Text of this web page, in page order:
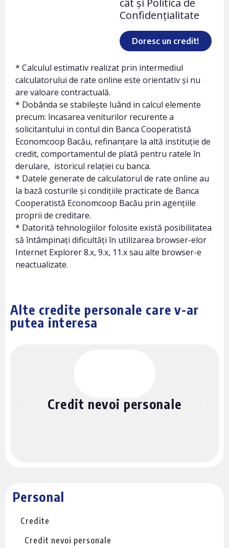
Personal
Credite
Credit nevoi personale
Confidențialitate
Doresc un credit!
* Calculul estimativ realizat prin intermediul
calculatorului de rate online este orientativ și nu
are valoare contractuală.
* Dobânda se stabilește luând in calcul elemente
precum: încasarea veniturilor recurente a
solicitantului in contul din Banca Cooperatistă
Economcoop Bacău, refinanțare la altă instituție de
credit, comportamentul de plată pentru ratele în
derulare, istoricul relației cu banca.
* Datele generate de calculatorul de rate online au
la bază costurile și condițiile practicate de Banca
Cooperatistă Economcoop Bacău prin agențiile
proprii de creditare.
* Datorită tehnologiilor folosite există posibilitatea
să întâmpinați dificultăți în utilizarea browser-elor
Internet Explorer 8.x, 9.x, 11.x sau alte browser-e
neactualizate.
Alte credite personale care v-ar
putea interesa
Credit nevoi personale